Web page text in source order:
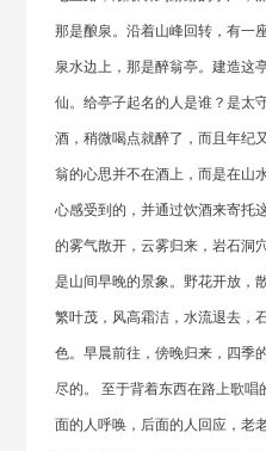
那是酿泉。沿着山峰回转，有一
泉水边上，那是醉翁亭。建造这
仙。给亭子起名的人是谁？是太
酒，稍微喝点就醉了，而且年纪
翁的心思并不在酒上，而是在山
心感受到的，并通过饮酒来寄托
的雾气散开，云雾归来，岩石洞
是山间早晚的景象。野花开放，
繁叶茂，风高霜洁，水流退去，
色。早晨前往，傍晚归来，四季
尽的。 至于背着东西在路上歌
面的人呼唤，后面的人回应，老